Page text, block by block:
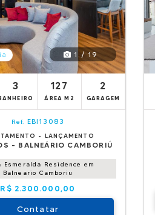
1 / 19
3 127
ÁREA M2
2
GARAGEM
Ref. EBI13083
- LANÇAMENTO
- BALNEÁRIO CAMBORIÚ
Esmeralda Residence em
Balneario Camboriu
R$ 2.300.000,00
Contatar